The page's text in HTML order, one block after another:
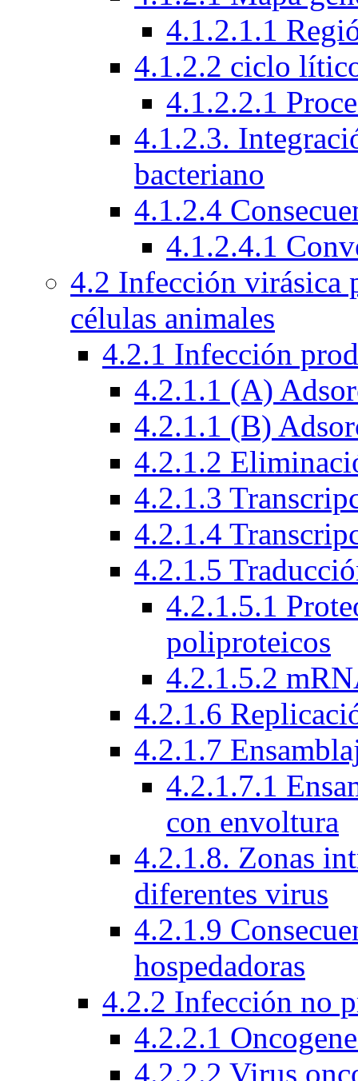
4.1.2.1.1
4.1.2.2 ciclo
4.1.2.2.1
4.1.2.3.
bacteriano
4.1.2.4
4.1.2.4.1
4.2 Infección virásica
células animales
4.2.1 Infección
4.2.1.1 (A)
4.2.1.1 (B)
4.2.1.2
4.2.1.3
4.2.1.4
4.2.1.5
4.2.1.5.1
poliproteicos
4.2.1.5.2
4.2.1.6
4.2.1.7
4.2.1.7.1
con envoltura
4.2.1.8. Zonas
diferentes virus
4.2.1.9
hospedadoras
4.2.2 Infección no
4.2.2.1
4.2.2.2 Virus